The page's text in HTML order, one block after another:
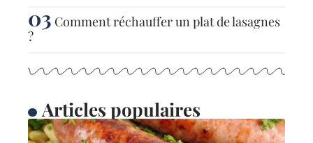
Comment réchauffer un plat de lasagnes
?
Articles populaires